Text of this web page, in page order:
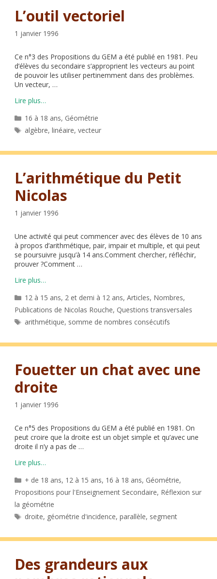
L’outil vectoriel
1 janvier 1996
Ce n°3 des Propositions du GEM a été publié en 1981. Peu
d’élèves du secondaire s’approprient les vecteurs au point
de pouvoir les utiliser pertinemment dans des problèmes.
Un vecteur, …
Lire plus…
Catégories
16 à 18 ans, Géométrie
Étiquettes
algèbre,linéaire,vecteur
L’arithmétique du Petit
Nicolas
1 janvier 1996
Une activité qui peut commencer avec des élèves de 10 ans
à propos d’arithmétique, pair, impair et multiple, et qui peut
se poursuivre jusqu’à 14 ans.Comment chercher, réfléchir,
prouver ?Comment …
Lire plus…
Catégories
12 à 15 ans, 2 et demi à 12 ans,Articles, Nombres,
Publications de Nicolas Rouche, Questions transversales
Étiquettes
arithmétique, somme de nombres consécutifs
Fouetter un chat avec une
droite
1 janvier 1996
Ce n°5 des Propositions du GEM a été publié en 1981. On
peut croire que la droite est un objet simple et qu’avec une
droite il n’y a pas de …
Lire plus…
Catégories
+ de 18 ans, 12 à 15 ans, 16 à 18 ans, Géométrie,
Propositions pour l'Enseignement Secondaire, Réflexion sur
la géométrie
Étiquettes
droite, géométrie d'incidence,parallèle, segment
Des grandeurs aux